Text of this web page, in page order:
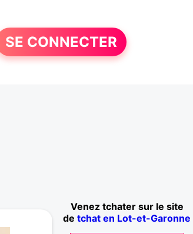
SE CONNECTER
Venez tchater sur le site
detchat en Lot-et-Garonne